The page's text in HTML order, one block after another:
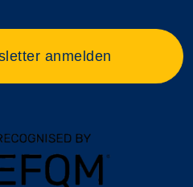
anmelden